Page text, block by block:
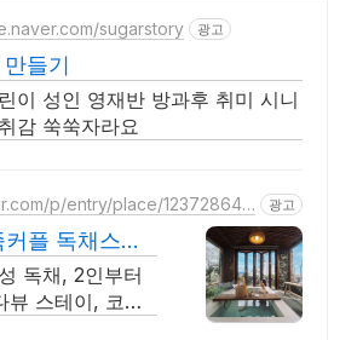
sugarstory 광고
들기
이 성인 영재반 방과후 취미 시니
감 쑥쑥자라요
p/entry/place/123728645
광고
플 독채스테
감성 독채 2채
독채, 2인부터
뷰 스테이, 코난